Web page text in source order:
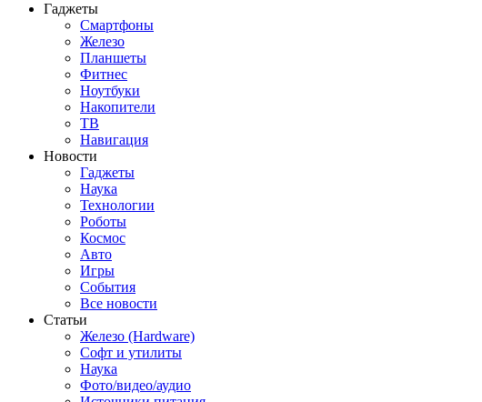
Гаджеты
Смартфоны
Железо
Планшеты
Фитнес
Ноутбуки
Накопители
ТВ
Навигация
Новости
Гаджеты
Наука
Технологии
Роботы
Космос
Авто
Игры
События
Все новости
Статьи
Железо (Hardware)
Софт и утилиты
Наука
Фото/видео/аудио